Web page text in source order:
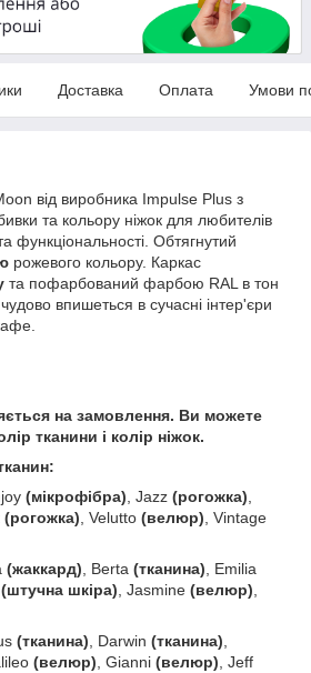
Доставка Оплата Умови
від виробника Impulse Plus з
та кольору ніжок для любителів
функціональності. Обтягнутий
рожевого кольору. Каркас
та пофарбований фарбою RAL в тон
впишеться в сучасні інтер'єри
на замовлення. Ви можете
тканини і колір ніжок.
(мікрофібра), Jazz (рогожка),
(рогожка), Velutto (велюр), Vintage
(жаккард), Berta (тканина), Emilia
(штучна шкіра), Jasmine (велюр),
(тканина), Darwin (тканина),
(велюр), Gianni (велюр), Jeff